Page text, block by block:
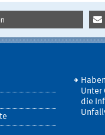
Unter
die